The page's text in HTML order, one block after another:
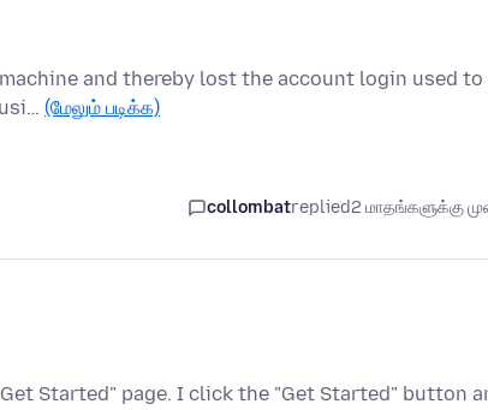
and thereby lost the account login used to
(மேலும் படிக்க)
collombatreplied2 மாதங்களுக்கு
Started" page. I click the "Get Started" button